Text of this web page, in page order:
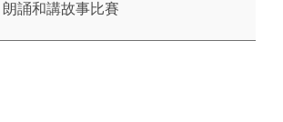
朗誦和講故事比賽